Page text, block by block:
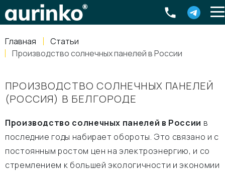
Главная
Статьи
Производство солнечных панелей в России
ПРОИЗВОДСТВО СОЛНЕЧНЫХ ПАНЕЛЕЙ
(РОССИЯ) В БЕЛГОРОДЕ
Производство солнечных панелей в России в
последние годы набирает обороты. Это связано и с
постоянным ростом цен на электроэнергию, и со
стремлением к большей экологичности и экономии
Россия, Свердловская область Екатеринбург ,
8-800-770-79-40